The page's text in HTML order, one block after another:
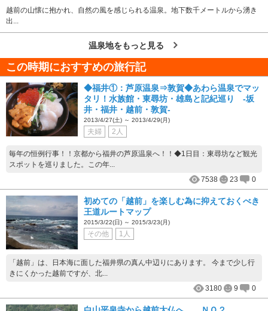
越前の山懐に抱かれ、自然の風を感じられる温泉。地下数千メートルから湧き
出...
温泉地をもっと見る
この時期におすすめの旅行記
◆福井①：芦原温泉⇒敦賀◆あわら温泉でマッ
タリ！水族館・東尋坊・雄島と記紀巡り -坂
井・福井・越前・敦賀-
2013/4/27(土) ～ 2013/4/29(月)
夫婦 2人
毎年の恒例行事！！京都から福井の芦原温泉へ！！◆1日目：東尋坊など観光
スポットを巡りました。この年...
7538
23 0
初めての「越前」を楽しむ為に抑えておくべき
王道ルートマップ
2015/3/22(日) ～ 2015/3/23(月)
その他 1人
「越前」は、日本海に面した福井県の真ん中辺りにあります。 今まで少し行
きにくかった越前ですが、北...
3180
9 0